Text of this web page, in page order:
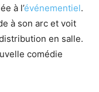
à l’événementiel.
à son arc et voit
en salle.
comédie